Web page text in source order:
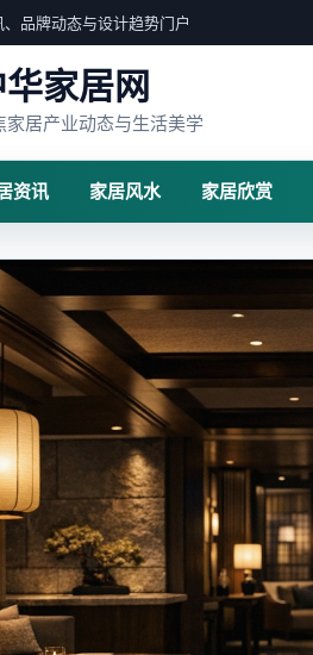
品牌动态与设计趋势门户
华家居网
家居产业动态与生活美学
资讯 家居风水 家居欣赏